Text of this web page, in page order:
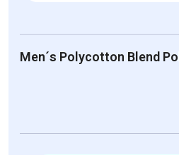
Men´s Polycotton Blend